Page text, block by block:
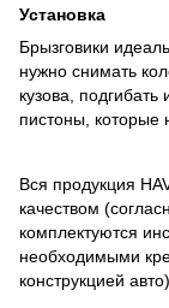
Установка
Брызговики
нужно снимать
кузова,
пистоны, которые
Вся продукция
качеством
комплектуются
необходимыми
конструкцией авто).